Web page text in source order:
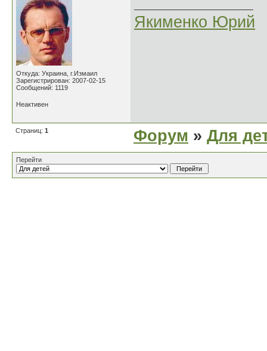
Откуда: Украина, г.Измаил
Зарегистрирован: 2007-02-15
Сообщений: 1119
Якименко Юрий
Неактивен
Страниц: 1 Форум » Для
Перейти